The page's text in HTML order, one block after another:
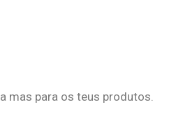
mas para os teus produtos.